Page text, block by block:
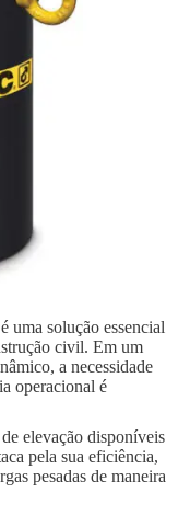
uma solução essencial
civil. Em um
a necessidade
operacional é
elevação disponíveis
pela sua eficiência,
pesadas de maneira